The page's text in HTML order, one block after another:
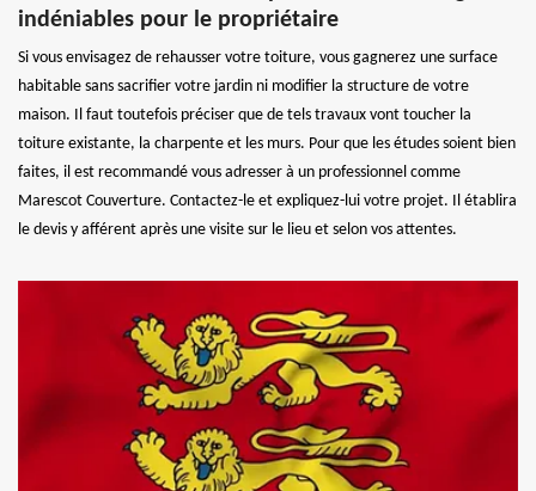
indéniables pour le propriétaire
Si vous envisagez de rehausser votre toiture, vous gagnerez une surface
habitable sans sacrifier votre jardin ni modifier la structure de votre
maison. Il faut toutefois préciser que de tels travaux vont toucher la
toiture existante, la charpente et les murs. Pour que les études soient bien
faites, il est recommandé vous adresser à un professionnel comme
Marescot Couverture. Contactez-le et expliquez-lui votre projet. Il établira
le devis y afférent après une visite sur le lieu et selon vos attentes.